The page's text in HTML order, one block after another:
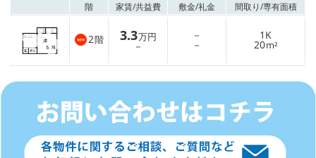
階 家賃/共益費 敷金/礼金 間取り/専有面積
2階 3.3万円
－
－
－
1K
20m²